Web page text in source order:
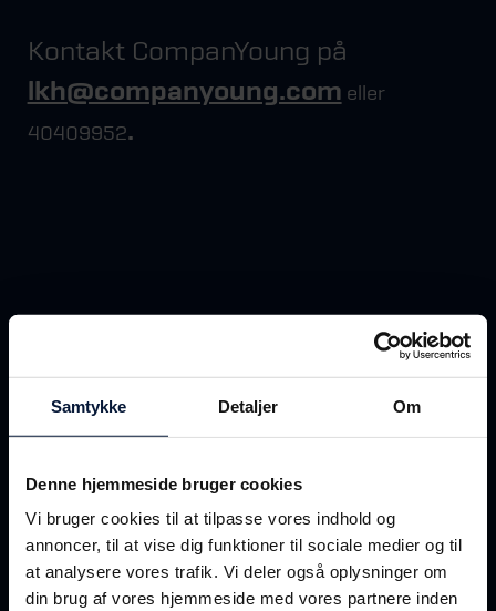
Samtykke Detaljer Om
Denne hjemmeside bruger cookies
Vi bruger cookies til at tilpasse vores indhold og
annoncer, til at vise dig funktioner til sociale medier og til
at analysere vores trafik. Vi deler også oplysninger om
din brug af vores hjemmeside med vores partnere inden
Kontakt CompanYoung på
lkh@companyoung.com eller
40409952.